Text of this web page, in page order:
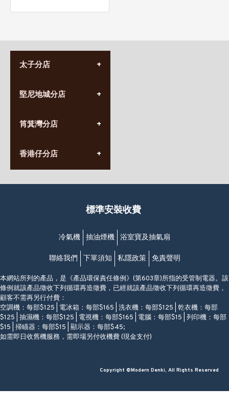
太子分店
營業時間:
九龍太子太子道西141號
堅尼地城分店
營業時間:
香港堅尼地城卑路乍街
(堅尼地城地鐵站B出口)
筲箕灣分店
營業時間:
(10:00am-20:30pm)
香港仔分店
營業時間:
香港香港仔成都道20-28號
(黃竹坑地鐵站轉4M專線小巴)
標準安裝收費
冷氣機 抽油煙機 浴室寶及抽氣扇
聯絡我們 下單須知 私隱政策 免責聲明
本網站所列的產品，是《產品環保責任條例》(第603章)所指的受管制電器。該
條例就該產品徵收下列循環再造徵費，已經就該產品徵收下列循環再造徵費，
顧客不需再另行付費：
空調機：每部$125 | 電冰箱：每部$165 | 洗衣機：每部$125 | 乾衣機：每部
$125 | 抽濕機：每部$125 | 電視機：每部$165 | 電腦：每部$15 | 列印機：每部
$15 | 掃瞄器：每部$15 | 顯示器：每部$45;
如需即日收舊機服務，需即場另付收機費 (現金支付)
Copyright ©Modern Denki, All Rights Reserved